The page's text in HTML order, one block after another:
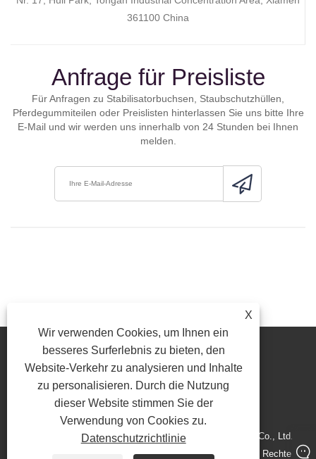
X
Wir verwenden Cookies, um Ihnen ein
besseres Surferlebnis zu bieten, den
Website-Verkehr zu analysieren und Inhalte
zu personalisieren. Durch die Nutzung
dieser Website stimmen Sie der
Verwendung von Cookies zu.
Datenschutzrichtlinie
361100 China
Anfrage für Preisliste
Für Anfragen zu Stabilisatorbuchsen, Staubschutzhüllen,
Pferdegummiteilen oder Preislisten hinterlassen Sie uns bitte Ihre
E-Mail und wir werden uns innerhalb von 24 Stunden bei Ihnen
melden.
Link Sitemap RSS Xml Datenschutzrichtlinie
Copyright © 2020-2022 Xiamen Liangju Rubber Technology Co., Ltd. –
Stabilisatorbuchse, Staubschutz, Pferdegummiteile – Alle Rechte